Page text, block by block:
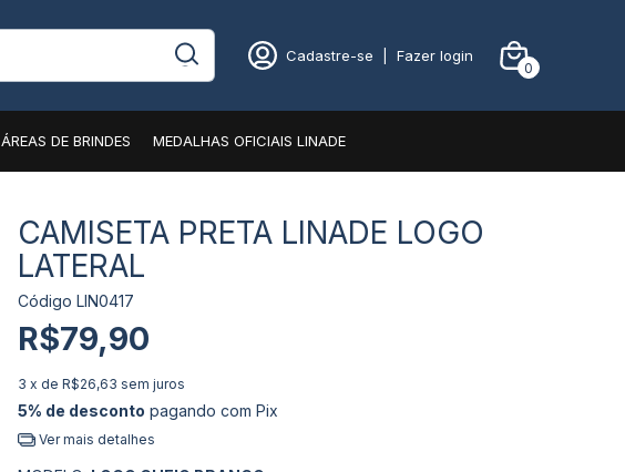
Cadastre-se Fazer login
0
ÁREAS DE BRINDES MEDALHAS OFICIAIS LINADE
CAMISETA PRETA LINADE LOGO
LATERAL
Código LIN0417
R$79,90
3 x de R$26,63 sem juros
5% de desconto pagando com Pix
Ver mais detalhes